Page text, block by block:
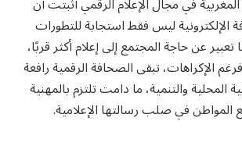
الإلكترونية ليس فقط استجابة للتطورات
تعبير عن حاجة المجتمع إلى إعلام أكثر قربًا،
الإكراهات، تبقى الصحافة الرقمية رافعة
المحلية والتنمية، ما دامت تلتزم بالمهنية
المواطن في صلب رسالتها الإعلامية.